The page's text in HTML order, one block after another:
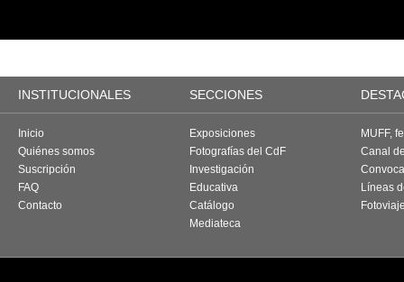
INSTITUCIONALES SECCIONES
Inicio
Quiénes somos
Suscripción
FAQ
Contacto
Exposiciones
Fotografías del CdF
Investigación
Educativa
Catálogo
Mediateca
MUFF,
Canal
Líneas